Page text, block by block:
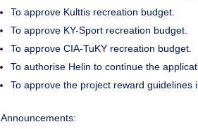
To approve Kulttis recreation budget.
To approve KY-Sport recreation budget.
To approve CIA-TuKY recreation budget.
To authorise Helin to continue the
To approve the project reward guidelines
Announcements: